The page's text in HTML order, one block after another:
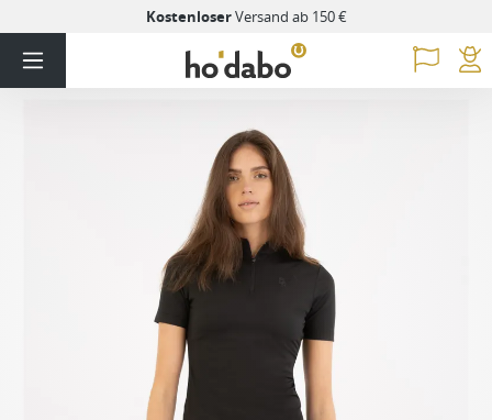
KostenloserVersand ab 150 €